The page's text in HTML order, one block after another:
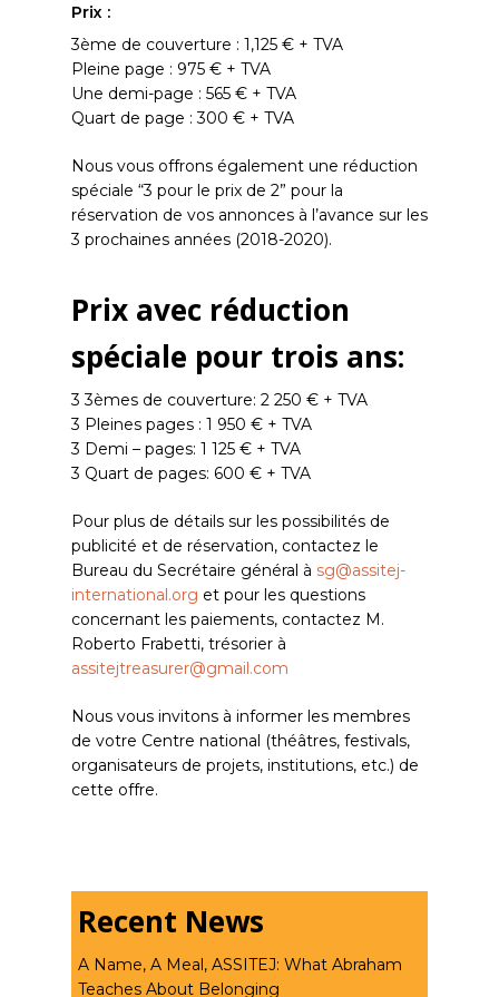
Prix :
3ème de couverture : 1,125 € + TVA
Pleine page : 975 € + TVA
Une demi-page : 565 € + TVA
Quart de page : 300 € + TVA
Nous vous offrons également une réduction
spéciale “3 pour le prix de 2” pour la
réservation de vos annonces à l’avance sur les
3 prochaines années (2018-2020).
Prix avec réduction
spéciale pour trois ans:
3 3èmes de couverture: 2 250 € + TVA
3 Pleines pages : 1 950 € + TVA
3 Demi – pages: 1 125 € + TVA
3 Quart de pages: 600 € + TVA
Pour plus de détails sur les possibilités de
publicité et de réservation, contactez le
Bureau du Secrétaire général à sg@assitej-
international.org et pour les questions
concernant les paiements, contactez M.
Roberto Frabetti, trésorier à
assitejtreasurer@gmail.com
Nous vous invitons à informer les membres
de votre Centre national (théâtres, festivals,
organisateurs de projets, institutions, etc.) de
cette offre.
Recent News
A Name, A Meal, ASSITEJ: What Abraham
Teaches About Belonging